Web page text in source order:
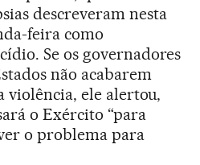
descreveram nesta
feira como
Se os governadores
não acabarem
violência, ele alertou,
o Exército “para
o problema para